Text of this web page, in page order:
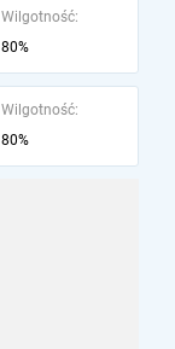
Wilgotność:
80%
Wilgotność:
80%